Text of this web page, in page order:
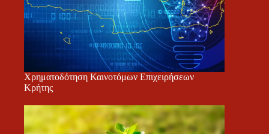
Χρηματοδότηση Καινοτόμων Επιχειρήσεων
Κρήτης